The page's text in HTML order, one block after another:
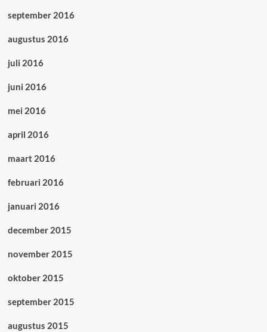
september 2016
augustus 2016
juli 2016
juni 2016
mei 2016
april 2016
maart 2016
februari 2016
januari 2016
december 2015
november 2015
oktober 2015
september 2015
augustus 2015